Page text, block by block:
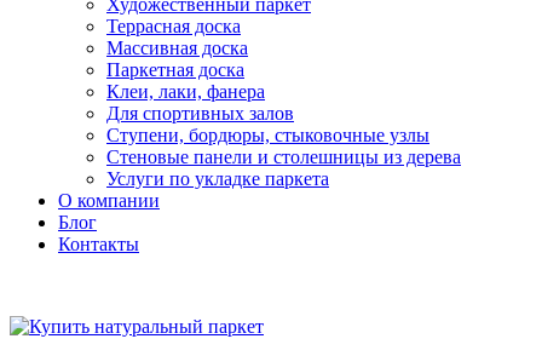
Художественный паркет
Террасная доска
Массивная доска
Паркетная доска
Клеи, лаки, фанера
Для спортивных залов
Ступени, бордюры, стыковочные узлы
Стеновые панели и столешницы из дерева
Услуги по укладке паркета
О компании
Блог
Контакты